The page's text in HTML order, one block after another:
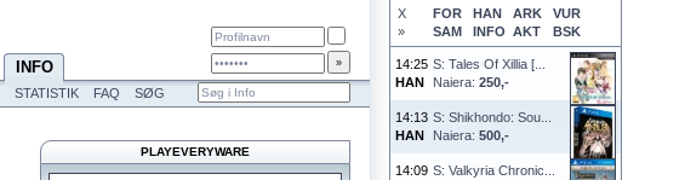
X FOR HAN ARK
VUR
»
SAM INFO AKT BSK
14:25
HAN
S: Tales Of Xillia [...
Naiera: 250,-
14:13
HAN
S: Shikhondo: Sou...
Naiera: 500,-
14:09 S: Valkyria Chronic...
INFO
STATISTIK FAQ SØG
PLAYEVERYWARE